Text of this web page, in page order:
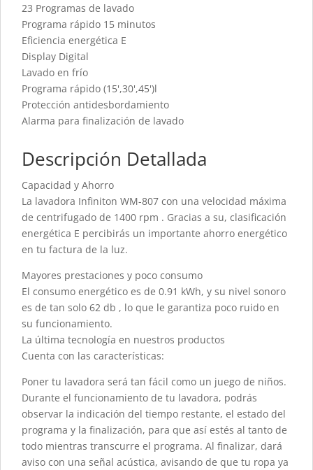
23 Programas de lavado
Programa rápido 15 minutos
Eficiencia energética E
Display Digital
Lavado en frío
Programa rápido (15',30',45')l
Protección antidesbordamiento
Alarma para finalización de lavado
Descripción Detallada
Capacidad y Ahorro
La lavadora Infiniton WM-807 con una velocidad máxima
de centrifugado de 1400 rpm . Gracias a su, clasificación
energética E percibirás un importante ahorro energético
en tu factura de la luz.
Mayores prestaciones y poco consumo
El consumo energético es de 0.91 kWh, y su nivel sonoro
es de tan solo 62 db , lo que le garantiza poco ruido en
su funcionamiento.
La última tecnología en nuestros productos
Cuenta con las características:
Poner tu lavadora será tan fácil como un juego de niños.
Durante el funcionamiento de tu lavadora, podrás
observar la indicación del tiempo restante, el estado del
programa y la finalización, para que así estés al tanto de
todo mientras transcurre el programa. Al finalizar, dará
aviso con una señal acústica, avisando de que tu ropa ya